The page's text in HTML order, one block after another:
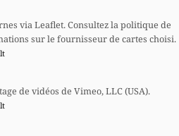
via Leaflet. Consultez la politique de
sur le fournisseur de cartes choisi.
de vidéos de Vimeo, LLC (USA).